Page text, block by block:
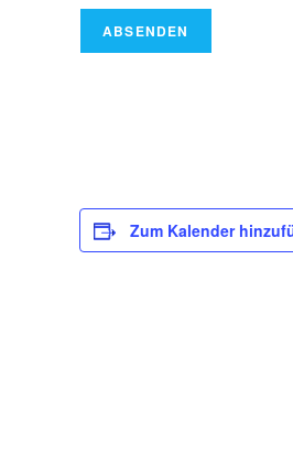
ABSENDEN
Zum Kalender